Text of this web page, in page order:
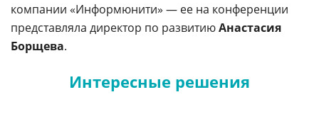
компании «Информюнити» — ее на конференции
представляла директор по развитиюАнастасия
Борщева.
Интересные решения